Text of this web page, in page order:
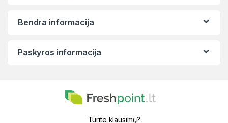
Bendra informacija
Paskyros informacija
Turite klausimų?